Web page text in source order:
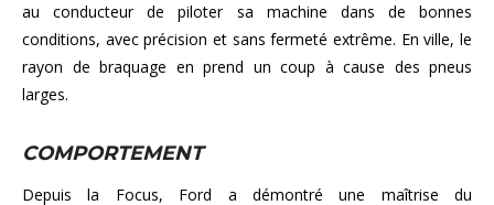
au conducteur de piloter sa machine dans de bonnes
conditions, avec précision et sans fermeté extrême. En ville, le
rayon de braquage en prend un coup à cause des pneus
larges.
COMPORTEMENT
Depuis la Focus, Ford a démontré une maîtrise du